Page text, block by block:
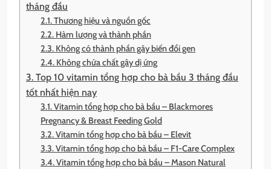
tháng đầu
2.1. Thương hiệu và nguồn gốc
2.2. Hàm lượng và thành phần
2.3. Không có thành phần gây biến đổi gen
2.4. Không chứa chất gây dị ứng
3. Top 10 vitamin tổng hợp cho bà bầu 3 tháng đầu
tốt nhất hiện nay
3.1. Vitamin tổng hợp cho bà bầu – Blackmores
Pregnancy & Breast Feeding Gold
3.2. Vitamin tổng hợp cho bà bầu – Elevit
3.3. Vitamin tổng hợp cho bà bầu – F1-Care Complex
3.4. Vitamin tổng hợp cho bà bầu – Mason Natural